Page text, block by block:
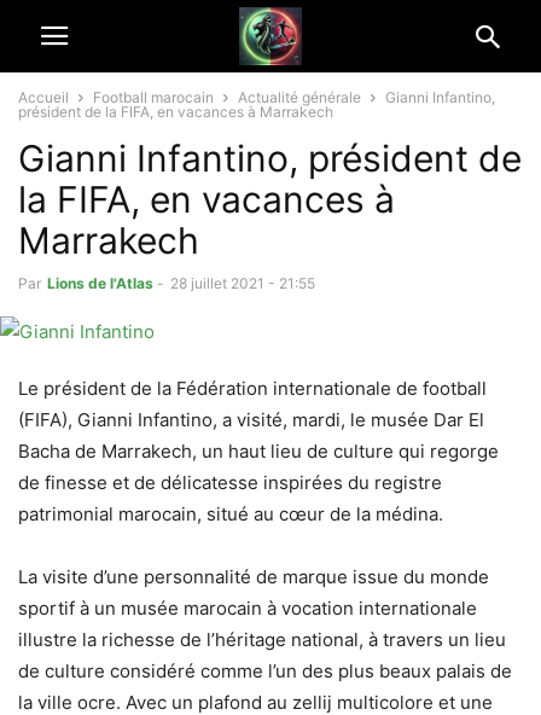
Accueil Football marocain Actualité générale
Gianni Infantino,
président de la FIFA, en vacances à Marrakech
Gianni Infantino, président de
la FIFA, en vacances à
Marrakech
Par Lions de l'Atlas - 28 juillet 2021 - 21:55
Le président de la Fédération internationale de football
(FIFA), Gianni Infantino, a visité, mardi, le musée Dar El
Bacha de Marrakech, un haut lieu de culture qui regorge
de finesse et de délicatesse inspirées du registre
patrimonial marocain, situé au cœur de la médina.
La visite d’une personnalité de marque issue du monde
sportif à un musée marocain à vocation internationale
illustre la richesse de l’héritage national, à travers un lieu
de culture considéré comme l’un des plus beaux palais de
la ville ocre. Avec un plafond au zellij multicolore et une